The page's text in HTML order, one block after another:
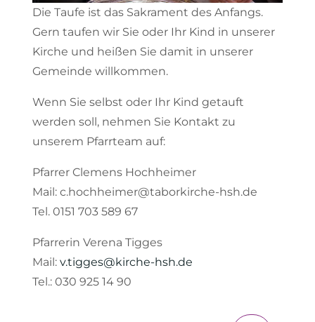
Die Taufe ist das Sakrament des Anfangs.
Gern taufen wir Sie oder Ihr Kind in unserer
Kirche und heißen Sie damit in unserer
Gemeinde willkommen.
Wenn Sie selbst oder Ihr Kind getauft
werden soll, nehmen Sie Kontakt zu
unserem Pfarrteam auf:
Pfarrer Clemens Hochheimer
Mail: c.hochheimer@taborkirche-hsh.de
Tel. 0151 703 589 67
Pfarrerin Verena Tigges
Mail: v.tigges@kirche-hsh.de
Tel.: 030 925 14 90